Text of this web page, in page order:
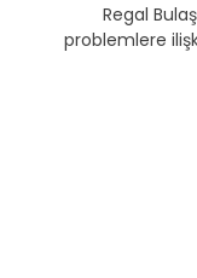
Regal
problemlere